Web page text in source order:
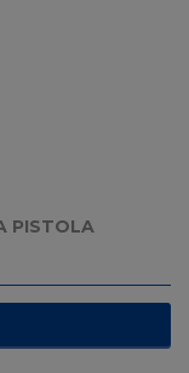
PISTOLA